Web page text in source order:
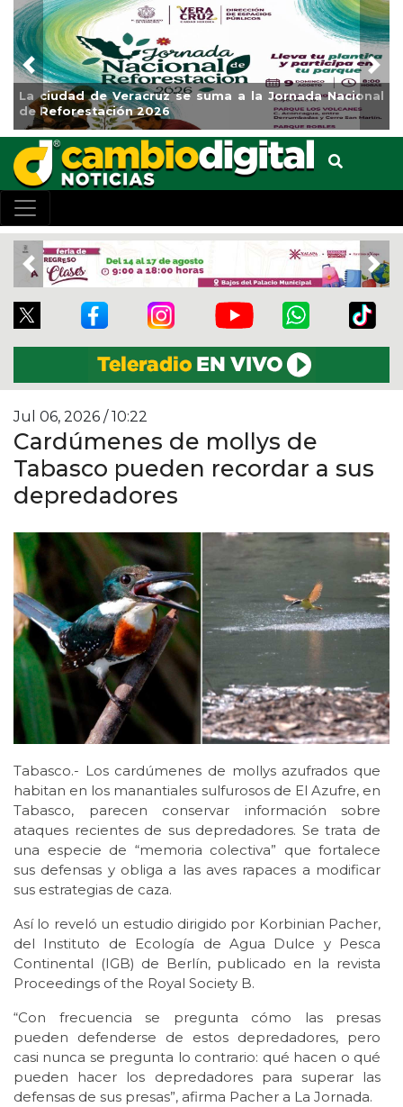
Impulsa Gobierno Municipal Expo Venta Regreso a
Clases
Previous
Previous
Jul 06, 2026 / 10:22
Cardúmenes de mollys de
Tabasco pueden recordar a sus
depredadores
Tabasco.- Los cardúmenes de mollys azufrados que
habitan en los manantiales sulfurosos de El Azufre, en
Tabasco, parecen conservar información sobre
ataques recientes de sus depredadores. Se trata de
una especie de “memoria colectiva” que fortalece
sus defensas y obliga a las aves rapaces a modificar
sus estrategias de caza.
Así lo reveló un estudio dirigido por Korbinian Pacher,
del Instituto de Ecología de Agua Dulce y Pesca
Continental (IGB) de Berlín, publicado en la revista
Proceedings of the Royal Society B.
“Con frecuencia se pregunta cómo las presas
pueden defenderse de estos depredadores, pero
casi nunca se pregunta lo contrario: qué hacen o qué
pueden hacer los depredadores para superar las
defensas de sus presas”, afirma Pacher a La Jornada.